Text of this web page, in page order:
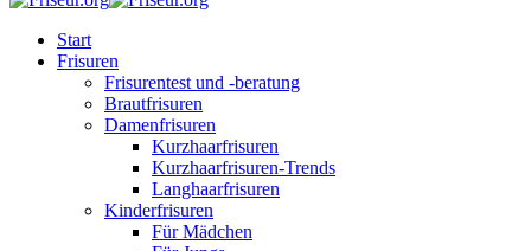
Start
Frisuren
Frisurentest und -beratung
Brautfrisuren
Damenfrisuren
Kurzhaarfrisuren
Kurzhaarfrisuren-Trends
Langhaarfrisuren
Kinderfrisuren
Für Mädchen